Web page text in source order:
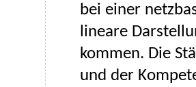
bei einer
lineare
kommen. Die
und der